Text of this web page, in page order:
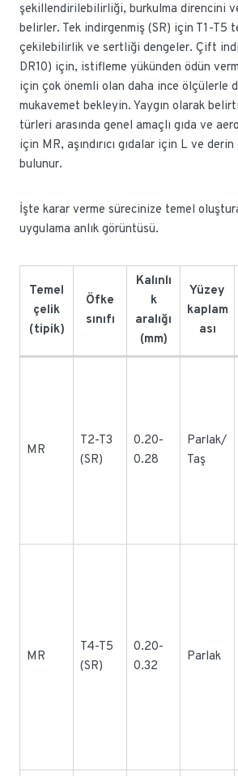
şekillendirilebilirliği, burkulma direncini
belirler. Tek indirgenmiş (SR) için T1-T5
çekilebilirlik ve sertliği dengeler. Çift
DR10) için, istifleme yükünden ödün
için çok önemli olan daha ince ölçülerle
mukavemet bekleyin. Yaygın olarak
türleri arasında genel amaçlı gıda ve
için MR, aşındırıcı gıdalar için L ve
bulunur.
İşte karar verme sürecinize temel
uygulama anlık görüntüsü.
Temel
çelik
(tipik)
Öfke
sınıfı
Kalınlı
k
aralığı
(mm)
Yüzey
kaplam
ası
MR
T2-T3
(SR)
0.20-
0.28
Parlak/
Taş
MR
T4-T5
(SR)
0.20-
0.32
Parlak